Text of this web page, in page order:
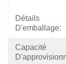
Détails
D'emballage:
Capacité